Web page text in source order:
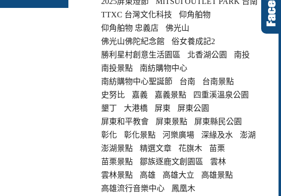
TTXC 台灣文化科技
仰角舶物
仰角舶物 忠義店
佛光山
佛光山佛陀紀念館
俗女養成記2
勝利星村創意生活園區
北香湖公園
南投
南投景點
南紡購物中心
南紡購物中心聖誕節
台南
台南景點
史努比
嘉義 嘉義景點
四重溪溫泉公園
墾丁
大港橋 屏東
屏東公園
屏東和平教會
屏東景點
屏東縣民公園
彰化
彰化景點 河樂廣場 深緣及水
澎湖
澎湖景點
精選文章 花旗木
苗栗
苗栗景點
鄒族逐鹿文創園區
雲林
雲林景點
高雄 高雄大立
高雄景點
高雄流行音樂中心
鳳凰木